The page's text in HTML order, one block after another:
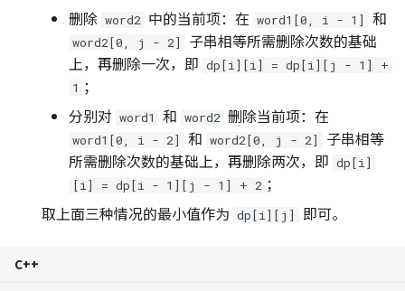
删除 word2 中的当前项：在 word1[0, i - 1] 和
word2[0, j - 2]
子串相等所需删除次数的基础
上，再删除一次，即 dp[i][i] = dp[i][j - 1] +
1 ；
分别对 word1 和 word2 删除当前项：在
word1[0, i - 2] 和 word2[0, j - 2]
子串相等
所需删除次数的基础上，再删除两次，即 dp[i]
[i] = dp[i - 1][j - 1] + 2 ；
取上面三种情况的最小值作为 dp[i][j] 即可。
C++